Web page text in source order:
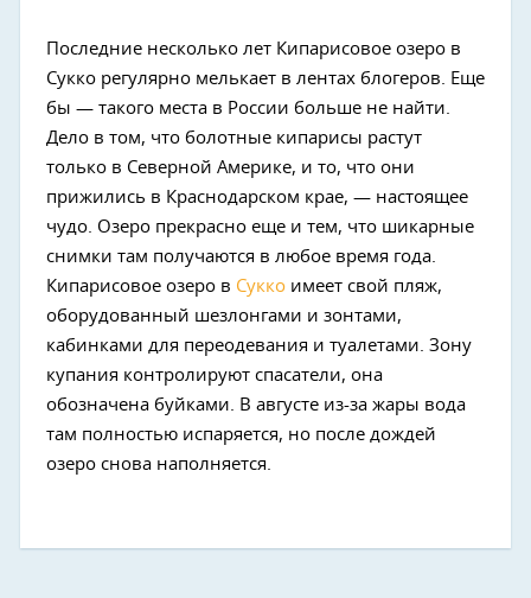
Последние несколько лет Кипарисовое озеро в
Сукко регулярно мелькает в лентах блогеров. Еще
бы — такого места в России больше не найти.
Дело в том, что болотные кипарисы растут
только в Северной Америке, и то, что они
прижились в Краснодарском крае, — настоящее
чудо. Озеро прекрасно еще и тем, что шикарные
снимки там получаются в любое время года.
Кипарисовое озеро в Сукко имеет свой пляж,
оборудованный шезлонгами и зонтами,
кабинками для переодевания и туалетами. Зону
купания контролируют спасатели, она
обозначена буйками. В августе из-за жары вода
там полностью испаряется, но после дождей
озеро снова наполняется.